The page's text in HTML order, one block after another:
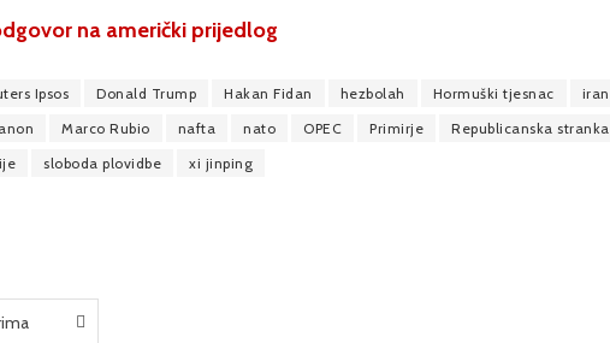
na američki prijedlog
Ipsos Donald Trump Hakan Fidan hezbolah Hormuški tjesnac
iran
Marco Rubio nafta nato OPEC Primirje
Republicanska stranka
sloboda plovidbe xi jinping